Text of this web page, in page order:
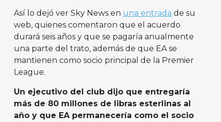
Así lo dejó ver Sky News en una entrada de su
web, quienes comentaron que el acuerdo
durará seis años y que se pagaría anualmente
una parte del trato, además de que EA se
mantienen como socio principal de la Premier
League.
Un ejecutivo del club dijo que entregaría
más de 80 millones de libras esterlinas al
año y que EA permanecería como el socio